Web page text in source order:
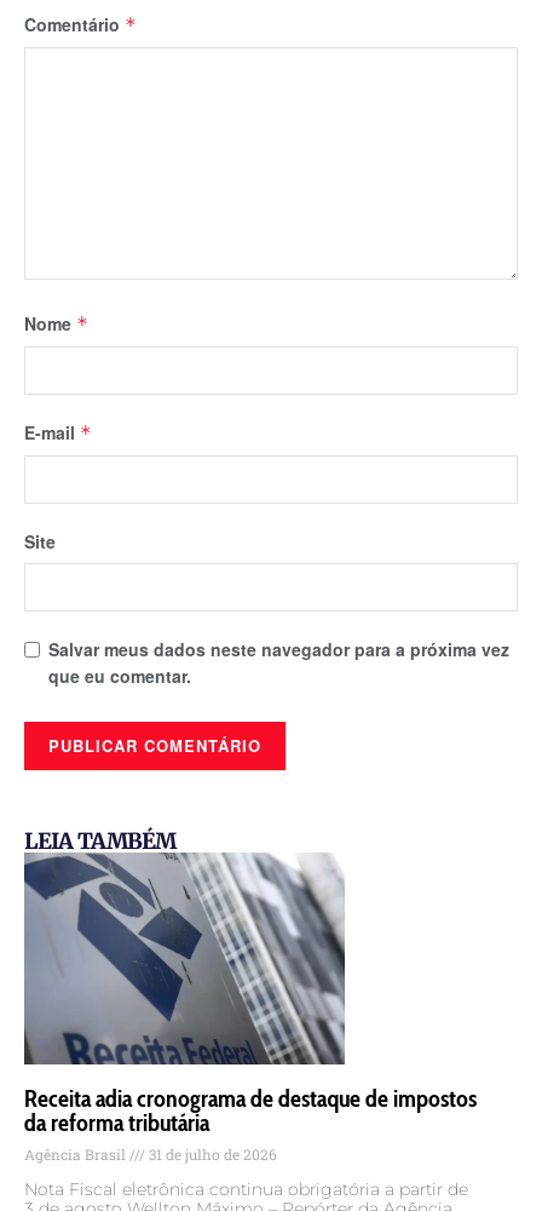
Comentário *
Nome *
E-mail *
Site
Salvar meus dados neste navegador para a próxima vez
que eu comentar.
LEIA TAMBÉM
Receita adia cronograma de destaque de impostos
da reforma tributária
Agência Brasil 31 de julho de 2026
Nota Fiscal eletrônica continua obrigatória a partir de